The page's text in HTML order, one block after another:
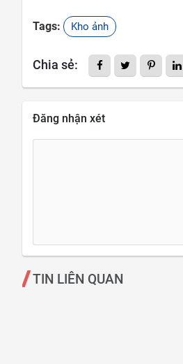
Tags: Kho ảnh
Chia sẻ:
Đăng nhận xét
TIN LIÊN QUAN